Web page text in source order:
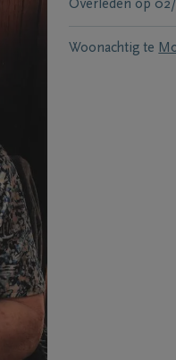
Overleden op
Woonachtig te